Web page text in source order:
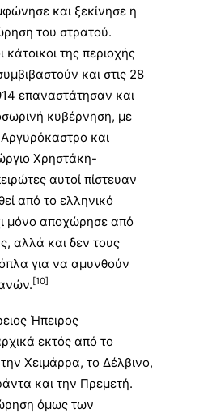
και ξεκίνησε η
του στρατού.
της περιοχής
και στις 28
επαναστάτησαν και
κυβέρνηση, με
και
Χρηστάκη-
αυτοί πίστευαν
από το ελληνικό
μόνο αποχώρησε από
αλλά και δεν τους
για να αμυνθούν
[10]
Ήπειρος
εκτός από το
Χειμάρρα, το Δέλβινο,
και την Πρεμετή.
όμως των